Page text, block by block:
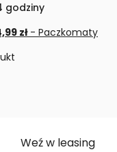
godziny
zł- Paczkomaty
Weź w leasing